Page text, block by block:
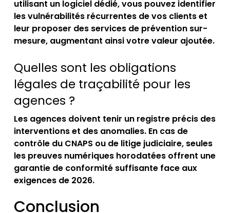
utilisant un logiciel dédié, vous pouvez identifier
les vulnérabilités récurrentes de vos clients et
leur proposer des services de prévention sur-
mesure, augmentant ainsi votre valeur ajoutée.
Quelles sont les obligations
légales de traçabilité pour les
agences ?
Les agences doivent tenir un registre précis des
interventions et des anomalies. En cas de
contrôle du CNAPS ou de litige judiciaire, seules
les preuves numériques horodatées offrent une
garantie de conformité suffisante face aux
exigences de 2026.
Conclusion